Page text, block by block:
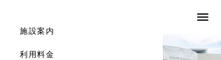
menu
施設案内
利用料金